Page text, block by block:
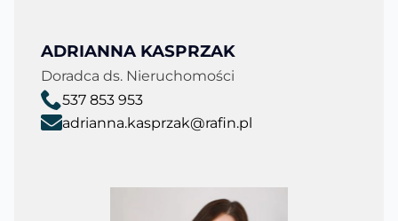
ADRIANNA KASPRZAK
Doradca ds. Nieruchomości
537 853 953
adrianna.kasprzak@rafin.pl